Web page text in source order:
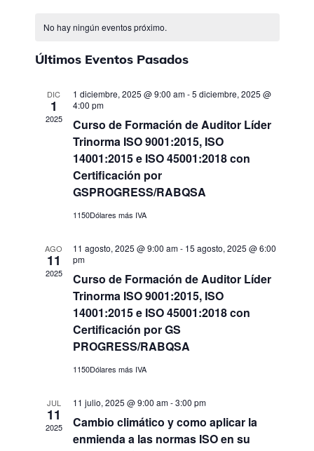
EventosEvento
fecha.
No hay ningún eventos próximo.
Últimos Eventos Pasados
DIC
1
2025
1 diciembre, 2025 @ 9:00 am-5 diciembre, 2025 @
4:00 pm
Curso de Formación de Auditor Líder
Trinorma ISO 9001:2015, ISO
14001:2015 e ISO 45001:2018 con
Certificación por
GSPROGRESS/RABQSA
1150Dólares más IVA
AGO
11
2025
11 agosto, 2025 @ 9:00 am- 15 agosto, 2025 @ 6:00
pm
Curso de Formación de Auditor Líder
Trinorma ISO 9001:2015, ISO
14001:2015 e ISO 45001:2018 con
Certificación por GS
PROGRESS/RABQSA
1150Dólares más IVA
JUL
11
2025
11 julio, 2025 @ 9:00 am-3:00 pm
Cambio climático y como aplicar la
enmienda a las normas ISO en su